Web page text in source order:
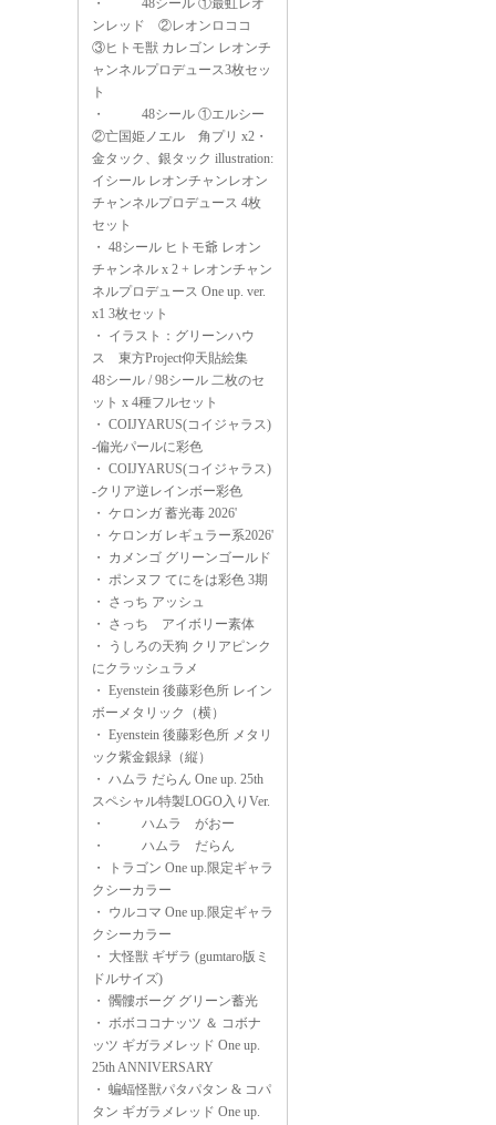
・
48シール ①最虹レオ
ンレッド ②レオンロココ
③ヒトモ獣 カレゴン レオンチ
ャンネルプロデュース3枚セッ
ト
・
48シール ①エルシー
②亡国姫ノエル 角プリ x2・
金タック、銀タック illustration:
イシール レオンチャンレオン
チャンネルプロデュース 4枚
セット
・ 48シール ヒトモ爺 レオン
チャンネル x 2 + レオンチャン
ネルプロデュース One up. ver.
x1 3枚セット
・ イラスト：グリーンハウ
ス 東方Project仰天貼絵集
48シール / 98シール 二枚のセ
ット x 4種フルセット
・ COIJYARUS(コイジャラス)
-偏光パールに彩色
・ COIJYARUS(コイジャラス)
-クリア逆レインボー彩色
・ ケロンガ 蓄光毒 2026'
・ ケロンガ レギュラー系2026'
・ カメンゴ グリーンゴールド
・ ポンヌフ てにをは彩色 3期
・ さっち アッシュ
・ さっち アイボリー素体
・
うしろの天狗 クリアピンク
にクラッシュラメ
・ Eyenstein 後藤彩色所 レイン
ボーメタリック（横）
・ Eyenstein 後藤彩色所 メタリ
ック紫金銀緑（縦）
・ ハムラ だらん One up. 25th
スペシャル特製LOGO入りVer.
・
ハムラ がおー
・
ハムラ だらん
・
トラゴン One up.限定ギャラ
クシーカラー
・ ウルコマ One up.限定ギャラ
クシーカラー
・ 大怪獣 ギザラ (gumtaro版ミ
ドルサイズ)
・ 髑髏ボーグ グリーン蓄光
・ ボボココナッツ ＆ コボナ
ッツ ギガラメレッド One up.
25th ANNIVERSARY
・ 蝙蝠怪獣パタパタン & コパ
タン ギガラメレッド One up.